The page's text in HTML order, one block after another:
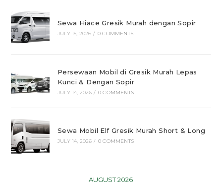
Sewa Hiace Gresik Murah dengan Sopir
JULY 15, 2026 / 0 COMMENTS
Persewaan Mobil di Gresik Murah Lepas
Kunci & Dengan Sopir
JULY 14, 2026 / 0 COMMENTS
Sewa Mobil Elf Gresik Murah Short & Long
JULY 14, 2026 / 0 COMMENTS
AUGUST 2026